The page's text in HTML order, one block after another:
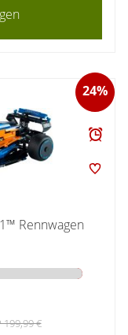
24%
Rennwagen
199,99 €